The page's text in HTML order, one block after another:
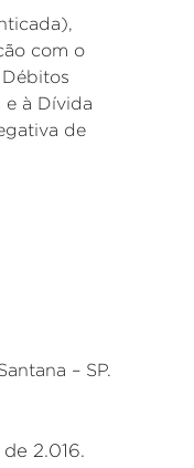
com o
e à Dívida
de
– SP.
2.016.